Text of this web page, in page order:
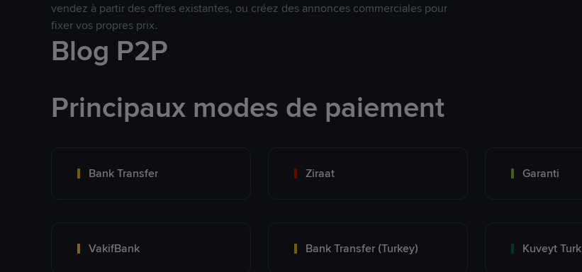
vendez à partir des offres existantes, ou créez des annonces commerciales pour
fixer vos propres prix.
Blog P2P
Principaux modes de paiement
Bank Transfer Ziraat Garanti
VakifBank Bank Transfer (Turkey) Kuveyt Turk